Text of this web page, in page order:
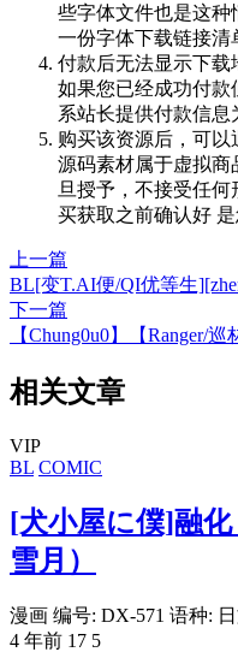
些字体文件也是这种
一份字体下载链接清
付款后无法显示下载
如果您已经成功付款
系站长提供付款信息
购买该资源后，可以
源码素材属于虚拟商
旦授予，不接受任
买获取之前确认好
上一篇
BL[变T.AI便/QI优等生
下一篇
【Chung0u0】【Ranger/
相关文章
VIP
BL COMIC
[犬小屋に僕]融
雪月）
漫画 编号: DX-571 语种:
4 年前 17 5